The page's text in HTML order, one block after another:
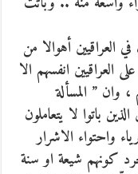
العراقيين أهوالا من
العراقيين انفسهم الا
وان ” المسألة
باتوا لا يتعاملون
واحتواء الاشرار
كونهم شيعة او سنة